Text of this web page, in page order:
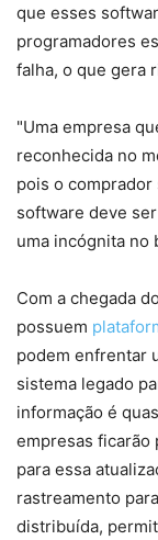
que esses
programadores
falha, o que gera
"Uma empresa
reconhecida no
pois o comprador
software deve
uma incógnita no
Com a chegada
possuem
podem enfrentar
sistema legado
informação é
empresas ficarão
para essa
rastreamento
distribuída,